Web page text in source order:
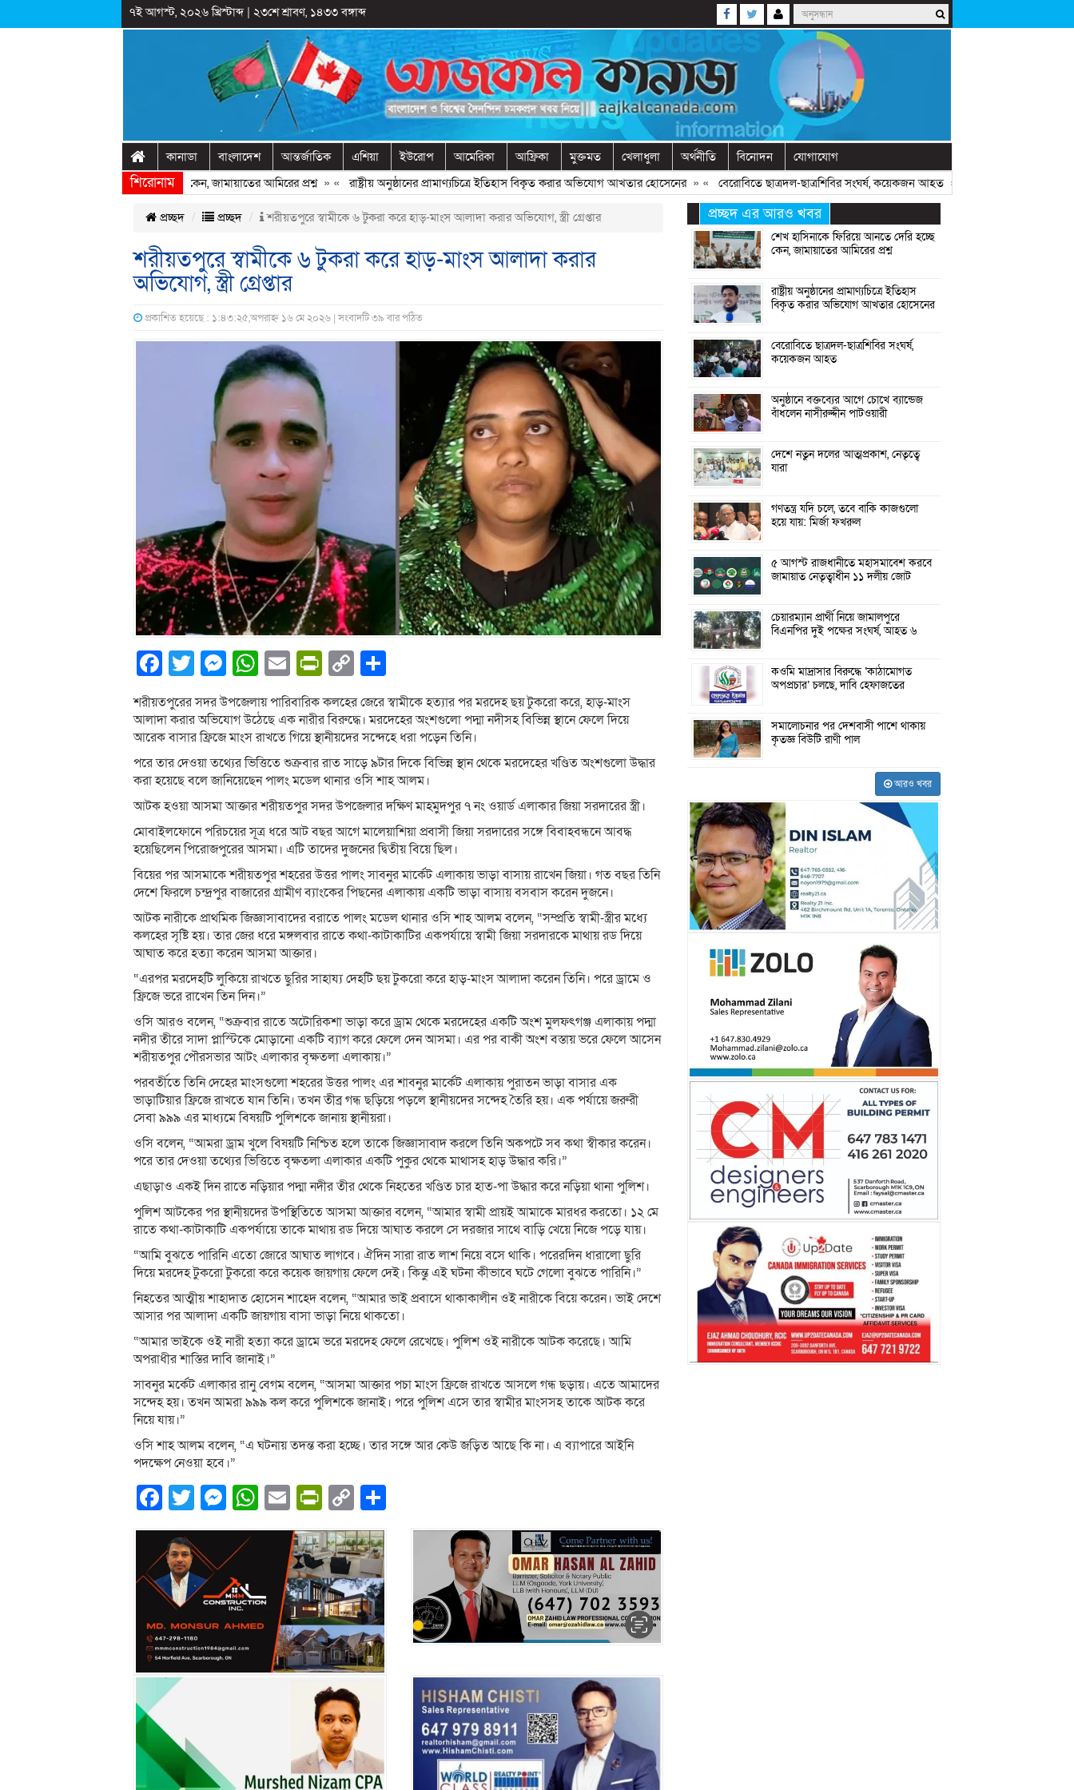
৭ই আগস্ট, ২০২৬ খ্রিস্টাব্দ| ২৩শে শ্রাবণ, ১৪৩৩ বঙ্গাব্দ
কানাডা বাংলাদেশ আন্তর্জাতিক এশিয়া ইউরোপ আমেরিকা আফ্রিকা মুক্তমত খেলাধুলা অর্থনীতি বিনোদন যোগাযোগ
শিরোনাম
হাসিনাকে ফিরিয়ে আনতে দেরি হচ্ছে কেন, জামায়াতের আমিরের প্রশ্ন» « রাষ্ট্রীয় অনুষ্ঠানের প্রামাণ্যচিত্রে ইতিহাস বিকৃত করার অভিযোগ আখতার হোসেনের» « বেরোবিতে ছাত্রদল-ছাত্রশিবির সংঘর্ষ, কয়েকজন আহত» « অনুষ্ঠানে বক্তব্যের আগে
প্রচ্ছদ প্রচ্ছদ শরীয়তপুরে স্বামীকে ৬ টুকরা করে হাড়-মাংস আলাদা করার অভিযোগ, স্ত্রী গ্রেপ্তার
শরীয়তপুরে স্বামীকে ৬ টুকরা করে হাড়-মাংস আলাদা করার
অভিযোগ, স্ত্রী গ্রেপ্তার
প্রকাশিত হয়েছে : ১:৪৩:২৫,অপরাহ্ন ১৬ মে ২০২৬ | সংবাদটি ৩৯ বার পঠিত
Facebook
Twitter
Messenger
WhatsApp
EmailPrintFriendly
Copy
Link
শরীয়তপুরের সদর উপজেলায় পারিবারিক কলহের জেরে স্বামীকে হত্যার পর মরদেহ ছয় টুকরো করে, হাড়-মাংস
আলাদা করার অভিযোগ উঠেছে এক নারীর বিরুদ্ধে। মরদেহের অংশগুলো পদ্মা নদীসহ বিভিন্ন স্থানে ফেলে দিয়ে
আরেক বাসার ফ্রিজে মাংস রাখতে গিয়ে স্থানীয়দের সন্দেহে ধরা পড়েন তিনি।
পরে তার দেওয়া তথ্যের ভিত্তিতে শুক্রবার রাত সাড়ে ৯টার দিকে বিভিন্ন স্থান থেকে মরদেহের খণ্ডিত অংশগুলো উদ্ধার
করা হয়েছে বলে জানিয়েছেন পালং মডেল থানার ওসি শাহ আলম।
আটক হওয়া আসমা আক্তার শরীয়তপুর সদর উপজেলার দক্ষিণ মাহমুদপুর ৭ নং ওয়ার্ড এলাকার জিয়া সরদারের স্ত্রী।
মোবাইলফোনে পরিচয়ের সূত্র ধরে আট বছর আগে মালেয়াশিয়া প্রবাসী জিয়া সরদারের সঙ্গে বিবাহবন্ধনে আবদ্ধ
হয়েছিলেন পিরোজপুরের আসমা। এটি তাদের দুজনের দ্বিতীয় বিয়ে ছিল।
বিয়ের পর আসমাকে শরীয়তপুর শহরের উত্তর পালং সাবনুর মার্কেট এলাকায় ভাড়া বাসায় রাখেন জিয়া। গত বছর তিনি
দেশে ফিরলে চন্দ্রপুর বাজারের গ্রামীণ ব্যাংকের পিছনের এলাকায় একটি ভাড়া বাসায় বসবাস করেন দুজনে।
আটক নারীকে প্রাথমিক জিজ্ঞাসাবাদের বরাতে পালং মডেল থানার ওসি শাহ আলম বলেন, “সম্প্রতি স্বামী-স্ত্রীর মধ্যে
কলহের সৃষ্টি হয়। তার জের ধরে মঙ্গলবার রাতে কথা-কাটাকাটির একপর্যায়ে স্বামী জিয়া সরদারকে মাথায় রড দিয়ে
আঘাত করে হত্যা করেন আসমা আক্তার।
“এরপর মরদেহটি লুকিয়ে রাখতে ছুরির সাহায্য দেহটি ছয় টুকরো করে হাড়-মাংস আলাদা করেন তিনি। পরে ড্রামে ও
ফ্রিজে ভরে রাখেন তিন দিন।”
ওসি আরও বলেন, “শুক্রবার রাতে অটোরিকশা ভাড়া করে ড্রাম থেকে মরদেহের একটি অংশ মুলফৎগঞ্জ এলাকায় পদ্মা
নদীর তীরে সাদা প্লাস্টিকে মোড়ানো একটি ব্যাগ করে ফেলে দেন আসমা। এর পর বাকী অংশ বস্তায় ভরে ফেলে আসেন
শরীয়তপুর পৌরসভার আটং এলাকার বৃক্ষতলা এলাকায়।”
পরবর্তীতে তিনি দেহের মাংসগুলো শহরের উত্তর পালং এর শাবনুর মার্কেট এলাকায় পুরাতন ভাড়া বাসার এক
ভাড়াটিয়ার ফ্রিজে রাখতে যান তিনি। তখন তীব্র গন্ধ ছড়িয়ে পড়লে স্থানীয়দের সন্দেহ তৈরি হয়। এক পর্যায়ে জরুরী
সেবা ৯৯৯ এর মাধ্যমে বিষয়টি পুলিশকে জানায় স্থানীয়রা।
ওসি বলেন, “আমরা ড্রাম খুলে বিষয়টি নিশ্চিত হলে তাকে জিজ্ঞাসাবাদ করলে তিনি অকপটে সব কথা স্বীকার করেন।
পরে তার দেওয়া তথ্যের ভিত্তিতে বৃক্ষতলা এলাকার একটি পুকুর থেকে মাথাসহ হাড় উদ্ধার করি।”
এছাড়াও একই দিন রাতে নড়িয়ার পদ্মা নদীর তীর থেকে নিহতের খণ্ডিত চার হাত-পা উদ্ধার করে নড়িয়া থানা পুলিশ।
পুলিশ আটকের পর স্থানীয়দের উপস্থিতিতে আসমা আক্তার বলেন, “আমার স্বামী প্রায়ই আমাকে মারধর করতো। ১২ মে
রাতে কথা-কাটাকাটি একপর্যায়ে তাকে মাথায় রড দিয়ে আঘাত করলে সে দরজার সাথে বাড়ি খেয়ে নিজে পড়ে যায়।
“আমি বুঝতে পারিনি এতো জোরে আঘাত লাগবে। ঐদিন সারা রাত লাশ নিয়ে বসে থাকি। পরেরদিন ধারালো ছুরি
দিয়ে মরদেহ টুকরো টুকরো করে কয়েক জায়গায় ফেলে দেই। কিন্তু এই ঘটনা কীভাবে ঘটে গেলো বুঝতে পারিনি।”
নিহতের আত্মীয় শাহাদাত হোসেন শাহেদ বলেন, “আমার ভাই প্রবাসে থাকাকালীন ওই নারীকে বিয়ে করেন। ভাই দেশে
আসার পর আলাদা একটি জায়গায় বাসা ভাড়া নিয়ে থাকতো।
“আমার ভাইকে ওই নারী হত্যা করে ড্রামে ভরে মরদেহ ফেলে রেখেছে। পুলিশ ওই নারীকে আটক করেছে। আমি
অপরাধীর শাস্তির দাবি জানাই।”
সাবনুর মর্কেট এলাকার রানু বেগম বলেন, “আসমা আক্তার পচা মাংস ফ্রিজে রাখতে আসলে গন্ধ ছড়ায়। এতে আমাদের
সন্দেহ হয়। তখন আমরা ৯৯৯ কল করে পুলিশকে জানাই। পরে পুলিশ এসে তার স্বামীর মাংসসহ তাকে আটক করে
নিয়ে যায়।”
ওসি শাহ আলম বলেন, “এ ঘটনায় তদন্ত করা হচ্ছে। তার সঙ্গে আর কেউ জড়িত আছে কি না। এ ব্যাপারে আইনি
পদক্ষেপ নেওয়া হবে।”
Facebook
Twitter
Messenger
WhatsApp
EmailPrintFriendly
Copy
Link
প্রচ্ছদ এর আরও খবর
শেখ হাসিনাকে ফিরিয়ে আনতে দেরি হচ্ছে
কেন, জামায়াতের আমিরের প্রশ্ন
রাষ্ট্রীয় অনুষ্ঠানের প্রামাণ্যচিত্রে ইতিহাস
বিকৃত করার অভিযোগ আখতার হোসেনের
বেরোবিতে ছাত্রদল-ছাত্রশিবির সংঘর্ষ,
কয়েকজন আহত
অনুষ্ঠানে বক্তব্যের আগে চোখে ব্যান্ডেজ
বাঁধলেন নাসীরুদ্দীন পাটওয়ারী
দেশে নতুন দলের আত্মপ্রকাশ, নেতৃত্বে
যারা
গণতন্ত্র যদি চলে, তবে বাকি কাজগুলো
হয়ে যায়: মির্জা ফখরুল
৫ আগস্ট রাজধানীতে মহাসমাবেশ করবে
জামায়াত নেতৃত্বাধীন ১১ দলীয় জোট
চেয়ারম্যান প্রার্থী নিয়ে জামালপুরে
বিএনপির দুই পক্ষের সংঘর্ষ, আহত ৬
কওমি মাদ্রাসার বিরুদ্ধে ‘কাঠামোগত
অপপ্রচার’ চলছে, দাবি হেফাজতের
সমালোচনার পর দেশবাসী পাশে থাকায়
কৃতজ্ঞ বিউটি রাণী পাল
আরও খবর